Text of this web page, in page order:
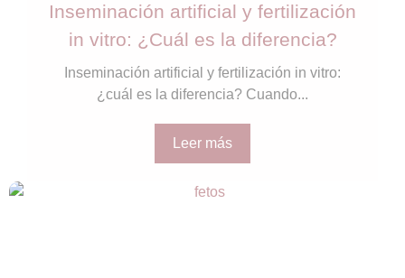
Inseminación artificial y fertilización
in vitro: ¿Cuál es la diferencia?
Inseminación artificial y fertilización in vitro:
¿cuál es la diferencia? Cuando...
Leer más